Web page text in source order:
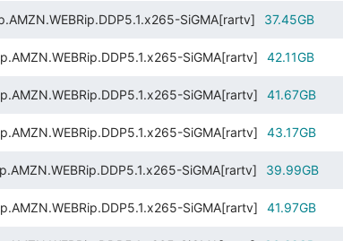
SiGMA[rartv] 37.45GB
SiGMA[rartv] 42.11GB
SiGMA[rartv] 41.67GB
SiGMA[rartv] 43.17GB
SiGMA[rartv] 39.99GB
SiGMA[rartv] 41.97GB